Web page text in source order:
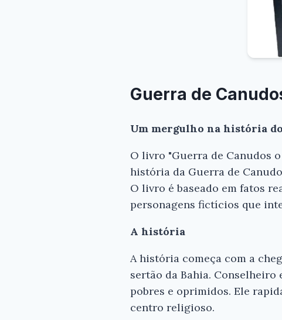
Guerra de
Um mergulho na história
O livro "Guerra de Canudos
história da Guerra de
O livro é baseado em fatos
personagens fictícios que
A história
A história começa com a
sertão da Bahia.
pobres e oprimidos. Ele
centro religioso.